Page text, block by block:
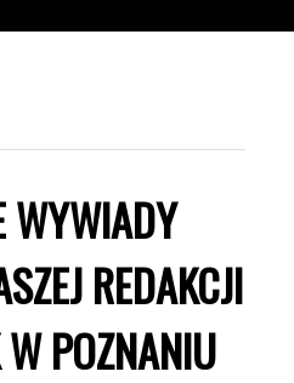
WYWIADY
REDAKCJI
POZNANIU